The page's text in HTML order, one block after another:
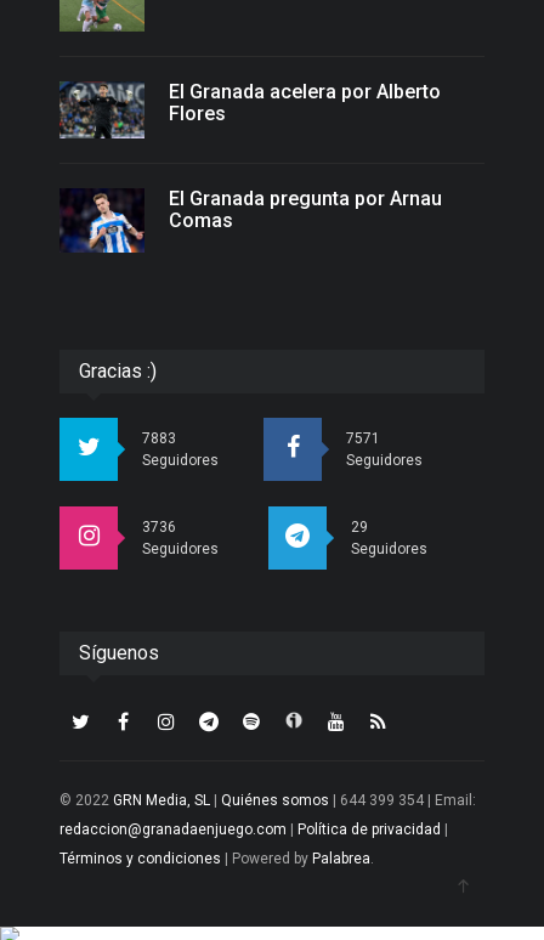
El Granada acelera por Alberto
Flores
El Granada pregunta por Arnau
Comas
Gracias :)
7883
Seguidores
7571
Seguidores
3736
Seguidores
29
Seguidores
Síguenos
© 2022 GRN Media, SL | Quiénes somos | 644 399 354 | Email:
redaccion@granadaenjuego.com | Política de privacidad |
Términos y condiciones | Powered by Palabrea